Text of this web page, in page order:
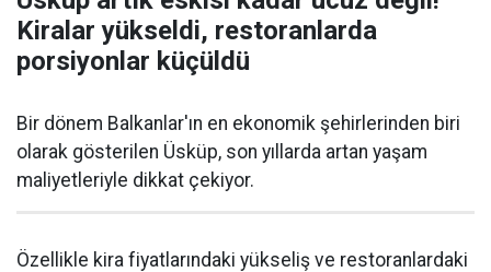
Kiralar yükseldi, restoranlarda
porsiyonlar küçüldü
Bir dönem Balkanlar'ın en ekonomik şehirlerinden biri
olarak gösterilen Üsküp, son yıllarda artan yaşam
maliyetleriyle dikkat çekiyor.
Özellikle kira fiyatlarındaki yükseliş ve restoranlardaki